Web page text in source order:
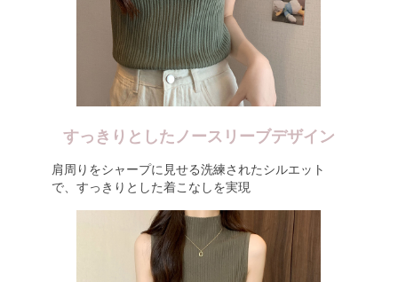
すっきりとしたノースリーブデザイン
肩周りをシャープに見せる洗練されたシルエット
で、すっきりとした着こなしを実現